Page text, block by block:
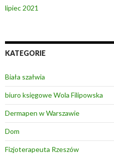
lipiec 2021
KATEGORIE
Biała szałwia
biuro księgowe Wola Filipowska
Dermapen w Warszawie
Dom
Fizjoterapeuta Rzeszów